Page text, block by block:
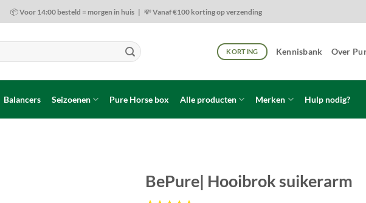
📦 Voor 14:00 besteld = morgen in huis | 💸 Vanaf €100 korting op verzending
KORTING Kennisbank Over
Balancers Seizoenen Pure Horse box Alle producten Merken Hulp nodig?
BePure| Hooibrok suikerarm